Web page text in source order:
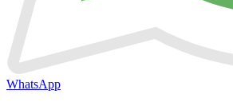
WhatsApp